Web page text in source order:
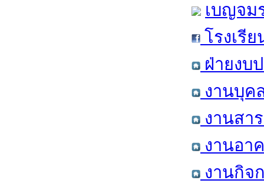
เบญจม
โรงเรี
ฝ่ายงบ
งานบุค
งานสา
งานอา
งานกิจ